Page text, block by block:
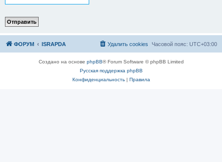
ФОРУМ ISRAPDA Часовой пояс: UTC+03:00
Удалить cookies
Создано на основе phpBB® Forum Software © phpBB Limited
Русская поддержка phpBB
Конфиденциальность| Правила